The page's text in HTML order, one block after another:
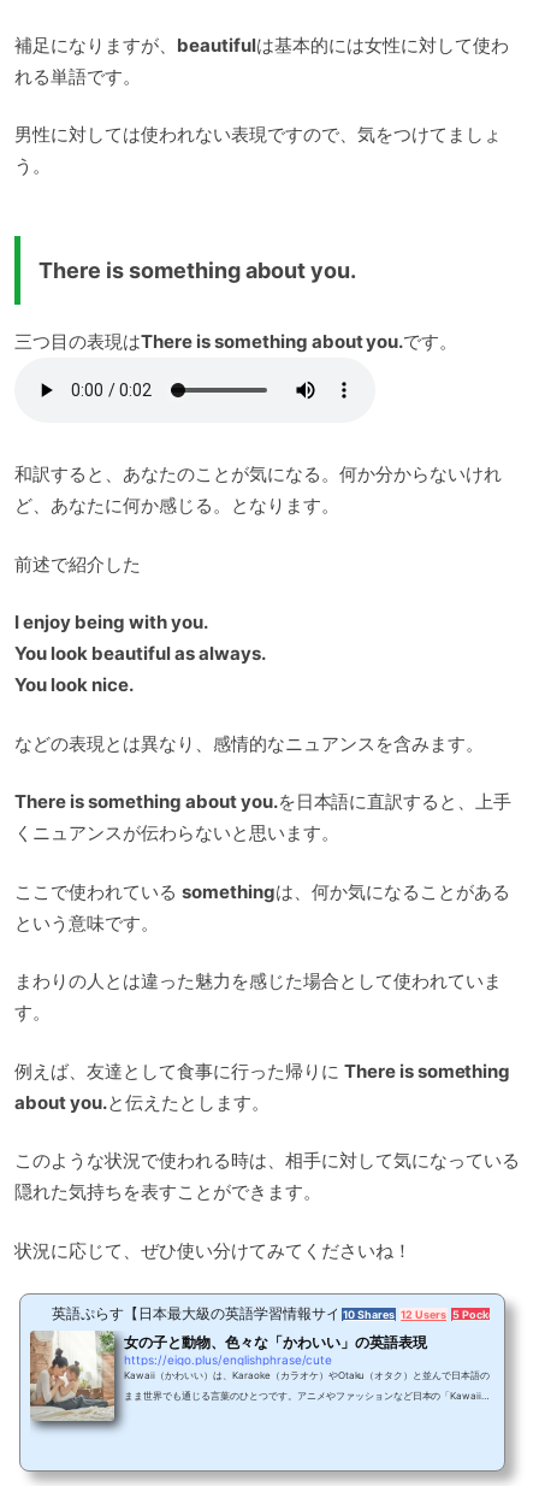
補足になりますが、 beautifulは基本的には女性に対して使わ
れる単語です。
男性に対しては使われない表現ですので、気をつけてましょ
う。
There is something about you.
三つ目の表現はThere is something about you.です。
和訳すると、あなたのことが気になる。何か分からないけれ
ど、あなたに何か感じる。となります。
前述で紹介した
I enjoy being with you.
You look beautiful as always.
You look nice.
などの表現とは異なり、感情的なニュアンスを含みます。
There is something about you.を日本語に直訳すると、上手
くニュアンスが伝わらないと思います。
ここで使われている somethingは、何か気になることがある
という意味です。
まわりの人とは違った魅力を感じた場合として使われていま
す。
例えば、友達として食事に行った帰りに There is something
about you.と伝えたとします。
このような状況で使われる時は、相手に対して気になっている
隠れた気持ちを表すことができます。
状況に応じて、ぜひ使い分けてみてくださいね！
英語ぷらす【日本最大級の英語学習情報サイト】10 Shares 12 Users 5 Pockets
女の子と動物、色々な「かわいい」の英語表現
https://eigo.plus/englishphrase/cute
Kawaii（かわいい）は、Karaoke（カラオケ）やOtaku（オタク）と並んで日本語の
まま世界でも通じる言葉のひとつです。アニメやファッションなど日本の「Kawaii文
語に訳すのは意外に難しいものです。また、日本語では「かわいい」という言葉を、